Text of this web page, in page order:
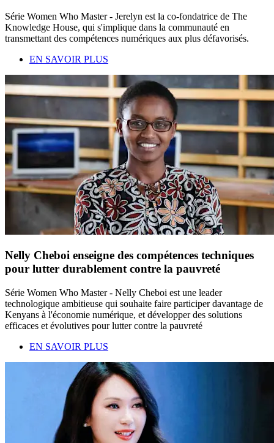
Série Women Who Master - Jerelyn est la co-fondatrice de The
Knowledge House, qui s'implique dans la communauté en
transmettant des compétences numériques aux plus défavorisés.
EN SAVOIR PLUS
Nelly Cheboi enseigne des compétences techniques
pour lutter durablement contre la pauvreté
Série Women Who Master - Nelly Cheboi est une leader
technologique ambitieuse qui souhaite faire participer davantage de
Kenyans à l'économie numérique, et développer des solutions
efficaces et évolutives pour lutter contre la pauvreté
EN SAVOIR PLUS